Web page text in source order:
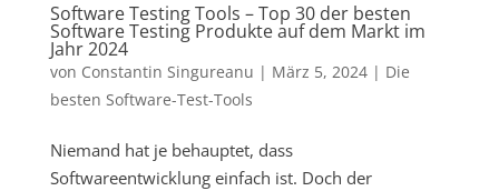
Software Testing Tools – Top 30 der besten
Software Testing Produkte auf dem Markt im
Jahr 2024
von Constantin Singureanu | März 5, 2024| Die
besten Software-Test-Tools
Niemand hat je behauptet, dass
Softwareentwicklung einfach ist. Doch der